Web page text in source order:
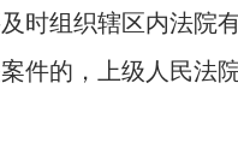
组织辖区内法院有
件的，上级人民法